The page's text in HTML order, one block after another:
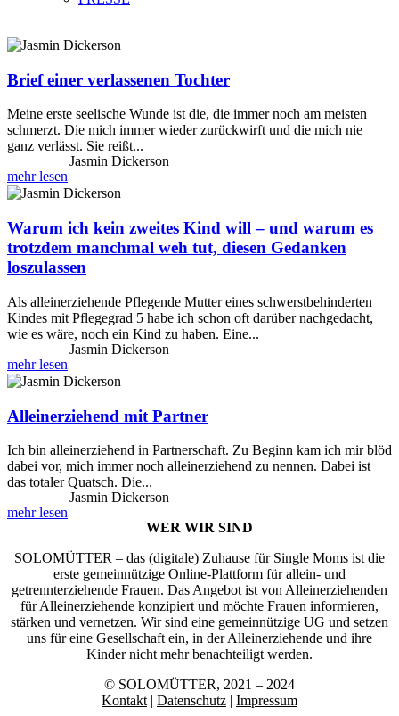
Brief einer verlassenen Tochter
Meine erste seelische Wunde ist die, die immer noch am meisten
schmerzt. Die mich immer wieder zurückwirft und die mich nie
ganz verlässt. Sie reißt
mehr lesen
Jasmin Dickerson
Warum ich kein zweites Kind will – und warum es
trotzdem manchmal weh tut, diesen Gedanken
loszulassen
Als alleinerziehende Pflegende Mutter eines schwerstbehinderten
Kindes mit Pflegegrad 5 habe ich schon oft darüber nachgedacht,
wie es wäre, noch ein Kind zu haben. Eine
mehr lesen
Jasmin Dickerson
Alleinerziehend mit Partner
Ich bin alleinerziehend in Partnerschaft. Zu Beginn kam ich mir blöd
dabei vor, mich immer noch alleinerziehend zu nennen. Dabei ist
das totaler Quatsch. Die
mehr lesen
Jasmin Dickerson
WER WIR SIND
SOLOMÜTTER – das (digitale) Zuhause für Single Moms ist die
erste gemeinnützige Online-Plattform für allein- und
getrennterziehende Frauen. Das Angebot ist von Alleinerziehenden
für Alleinerziehende konzipiert und möchte Frauen informieren,
stärken und vernetzen. Wir sind eine gemeinnützige UG und setzen
uns für eine Gesellschaft ein, in der Alleinerziehende und ihre
Kinder nicht mehr benachteiligt werden.
© SOLOMÜTTER, 2021 – 2024
Kontakt | Datenschutz | Impressum